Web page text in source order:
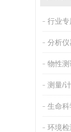
行业
分析仪
物性
测量/
生命
环境